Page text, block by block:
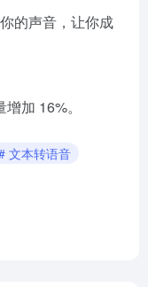
的声音，让你成
加 16%。
文本转语音